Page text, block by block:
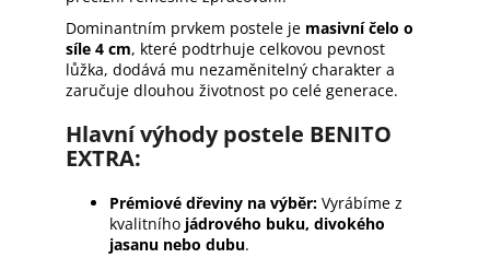
Dominantním prvkem postele je masivní čelo o
síle 4 cm, které podtrhuje celkovou pevnost
lůžka, dodává mu nezaměnitelný charakter a
zaručuje dlouhou životnost po celé generace.
Hlavní výhody postele BENITO
EXTRA:
Prémiové dřeviny na výběr: Vyrábíme z
kvalitního jádrového buku, divokého
jasanu nebo dubu.